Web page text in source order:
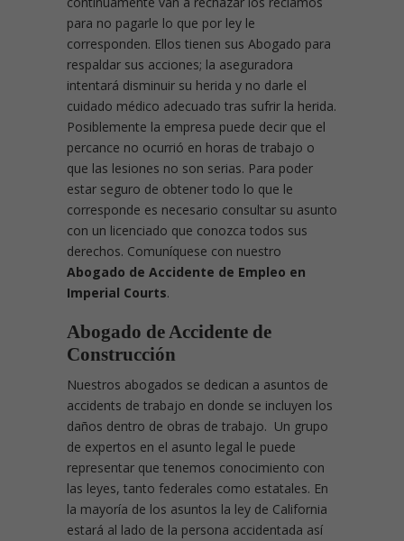
para no pagarle lo que por ley le
corresponden. Ellos tienen sus Abogado para
respaldar sus acciones; la aseguradora
intentará disminuir su herida y no darle el
cuidado médico adecuado tras sufrir la herida.
Posiblemente la empresa puede decir que el
percance no ocurrió en horas de trabajo o
que las lesiones no son serias. Para poder
estar seguro de obtener todo lo que le
corresponde es necesario consultar su asunto
con un licenciado que conozca todos sus
derechos. Comuníquese con nuestro
Abogado de Accidente de Empleo en
Imperial Courts.
Abogado de Accidente de
Construcción
Nuestros abogados se dedican a asuntos de
accidents de trabajo en donde se incluyen los
daños dentro de obras de trabajo. Un grupo
de expertos en el asunto legal le puede
representar que tenemos conocimiento con
las leyes, tanto federales como estatales. En
la mayoría de los asuntos la ley de California
estará al lado de la persona accidentada así